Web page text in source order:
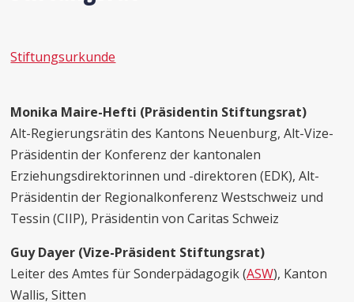
Stiftungsurkunde
Monika Maire-Hefti (Präsidentin Stiftungsrat)
Alt-Regierungsrätin des Kantons Neuenburg, Alt-Vize-
Präsidentin der Konferenz der kantonalen
Erziehungsdirektorinnen und -direktoren (EDK), Alt-
Präsidentin der Regionalkonferenz Westschweiz und
Tessin (CIIP), Präsidentin von Caritas Schweiz
Guy Dayer (Vize-Präsident Stiftungsrat)
Leiter des Amtes für Sonderpädagogik (ASW), Kanton
Wallis, Sitten